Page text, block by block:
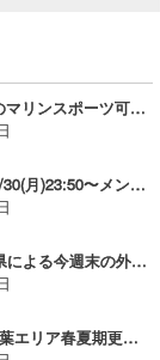
藤沢市の今夏のマリンスポーツ可能エリアと自粛エリアについて
【お知らせ】9/30(月)23:50〜メンテナンスを実施します
【重要】1都4県による今週末の外出自粛要請を受けまして
2023年4/1〜千葉エリア春夏期更新時間のお知らせ